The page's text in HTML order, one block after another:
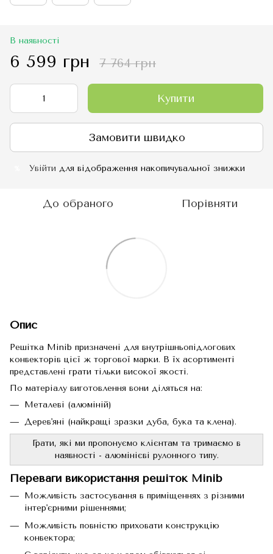
В наявності
6 599 грн 7 764 грн
Купити
Замовити швидко
Увійти для відображення накопичувальної знижки
До обраного Порівняти
Опис
Решітка Minib призначені для внутрішньопідлогових
конвекторів цієї ж торгової марки. В їх асортименті
представлені грати тільки високої якості.
По матеріалу виготовлення вони діляться на:
Металеві (алюміній)
Дерев'яні (найкращі зразки дуба, бука та клена).
Грати, які ми пропонуємо клієнтам та тримаємо в
наявності - алюмінієві рулонного типу.
Переваги використання решіток Minib
Можливість застосування в приміщеннях з різними
інтер'єрними рішеннями;
Можливість повністю приховати конструкцію
конвектора;